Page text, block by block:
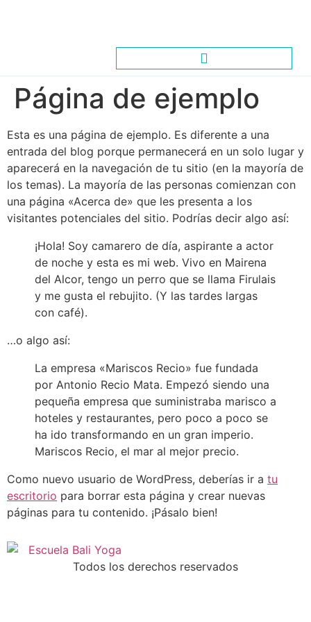
Página de ejemplo
Esta es una página de ejemplo. Es diferente a una
entrada del blog porque permanecerá en un solo lugar y
aparecerá en la navegación de tu sitio (en la mayoría de
los temas). La mayoría de las personas comienzan con
una página «Acerca de» que les presenta a los
visitantes potenciales del sitio. Podrías decir algo así:
¡Hola! Soy camarero de día, aspirante a actor
de noche y esta es mi web. Vivo en Mairena
del Alcor, tengo un perro que se llama Firulais
y me gusta el rebujito. (Y las tardes largas
con café).
…o algo así:
La empresa «Mariscos Recio» fue fundada
por Antonio Recio Mata. Empezó siendo una
pequeña empresa que suministraba marisco a
hoteles y restaurantes, pero poco a poco se
ha ido transformando en un gran imperio.
Mariscos Recio, el mar al mejor precio.
Como nuevo usuario de WordPress, deberías ir a tu
escritorio para borrar esta página y crear nuevas
páginas para tu contenido. ¡Pásalo bien!
Todos los derechos reservados